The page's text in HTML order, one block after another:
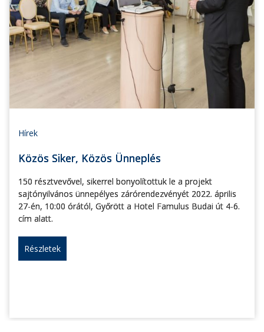
Hírek
Közös Siker, Közös Ünneplés
150 résztvevővel, sikerrel bonyolítottuk le a projekt
sajtónyilvános ünnepélyes zárórendezvényét 2022. április
27-én, 10:00 órától, Győrött a Hotel Famulus Budai út 4-6.
cím alatt.
Részletek